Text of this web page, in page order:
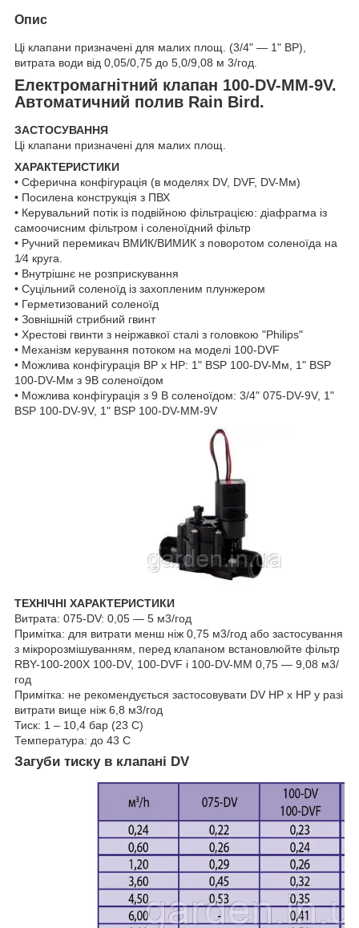
Опис
Ці клапани призначені для малих площ. (3/4" — 1" ВР),
витрата води від 0,05/0,75 до 5,0/9,08 м 3/год.
Електромагнітний клапан 100-DV-MM-9V.
Автоматичний полив Rain Bird.
ЗАСТОСУВАННЯ
Ці клапани призначені для малих площ.
ХАРАКТЕРИСТИКИ
• Сферична конфігурація (в моделях DV, DVF, DV-Мм)
• Посилена конструкція з ПВХ
• Керувальний потік із подвійною фільтрацією: діафрагма із
самоочисним фільтром і соленоїдний фільтр
• Ручний перемикач ВМИК/ВИМИК з поворотом соленоїда на
1⁄4 круга.
• Внутрішнє не розприскування
• Суцільний соленоїд із захопленим плунжером
• Герметизований соленоїд
• Зовнішній стрибний гвинт
• Хрестові гвинти з неіржавкої сталі з головкою "Philips"
• Механізм керування потоком на моделі 100-DVF
• Можлива конфігурація ВР х НР: 1" BSP 100-DV-Мм, 1" BSP
100-DV-Мм з 9В соленоїдом
• Можлива конфігурація з 9 В соленоїдом: 3/4" 075-DV-9V, 1"
BSP 100-DV-9V, 1" BSP 100-DV-ММ-9V
ТЕХНІЧНІ ХАРАКТЕРИСТИКИ
Витрата: 075-DV: 0,05 ― 5 м3/год
Примітка: для витрати менш ніж 0,75 м3/год або застосування
з мікророзмішуванням, перед клапаном встановлюйте фільтр
RBY-100-200Х 100-DV, 100-DVF і 100-DV-ММ 0,75 — 9,08 м3/
год
Примітка: не рекомендується застосовувати DV НР х НР у разі
витрати вище ніж 6,8 м3/год
Тиск: 1 – 10,4 бар (23 С)
Температура: до 43 С
Загуби тиску в клапані DV